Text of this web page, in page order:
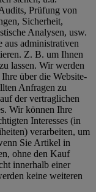
Prüfung von
Sicherheit,
Analysen, usw.
aus administrativen
Z. B. um Ihnen
lassen. Wir werden
über die Website-
Anfragen zu
der vertraglichen
Wir können Ihre
Interesses (in
verarbeiten, um
Sie Artikel in
ohne den Kauf
innerhalb einer
keine weiteren